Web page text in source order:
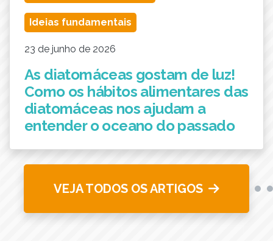
Ideias fundamentais
23 de junho de 2026
As diatomáceas gostam de luz!
Como os hábitos alimentares das
diatomáceas nos ajudam a
entender o oceano do passado
VEJA TODOS OS ARTIGOS